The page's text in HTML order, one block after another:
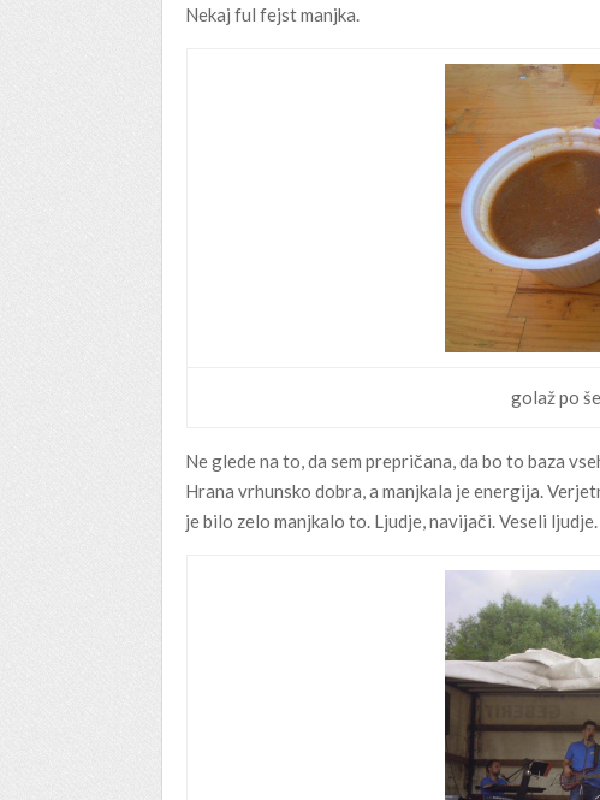
Nekaj ful fejst manjka.
golaž po
Ne glede na to, da sem prepričana, da bo to baza
Hrana vrhunsko dobra, a manjkala je energija.
je bilo zelo manjkalo to. Ljudje, navijači. Veseli ljudje.